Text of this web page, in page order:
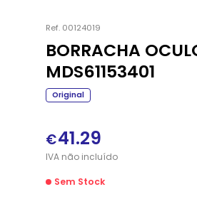
Ref. 00124019
BORRACHA
MDS61153401
Original
€41.29
IVAnãoincluído
Sem Stock